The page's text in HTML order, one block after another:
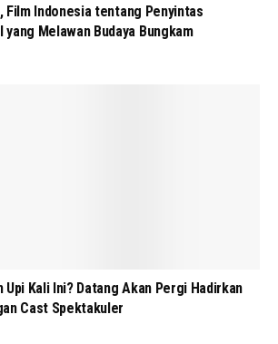
Film Indonesia tentang Penyintas
Melawan Budaya Bungkam
Upi Kali Ini? Datang Akan Pergi Hadirkan
Cast Spektakuler